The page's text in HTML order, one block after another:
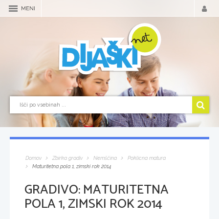
MENI
Domov Zbirka gradiv Nemščina
Poklicna matura
Maturitetna pola 1, zimski rok 2014
GRADIVO:MATURITETNA
POLA 1, ZIMSKI ROK 2014